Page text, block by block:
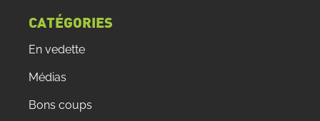
CATÉGORIES
En vedette
Médias
Bons coups